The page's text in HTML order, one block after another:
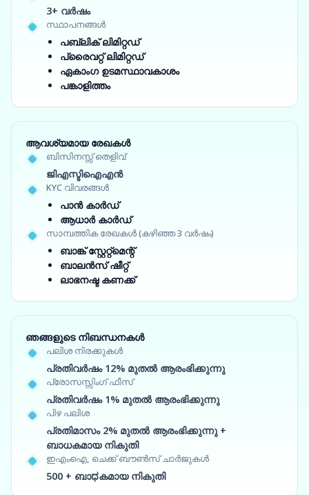
3+ വർഷം
സ്ഥാപനങ്ങൾ
പബ്ലിക് ലിമിറ്റഡ്
പ്രൈവറ്റ് ലിമിറ്റഡ്
ഏകാംഗ ഉടമസ്ഥാവകാശം
പങ്കാളിത്തം
ആവശ്യമായ രേഖകൾ
ബിസിനസ്സ് തെളിവ്
ജിഎസ്ടിഐഎൻ
KYC വിവരങ്ങൾ
പാൻ കാർഡ്
ആധാർ കാർഡ്
സാമ്പത്തിക രേഖകൾ (കഴിഞ്ഞ 3 വർഷം)
ബാങ്ക് സ്റ്റേറ്റ്‌മെന്റ്
ബാലൻസ് ഷീറ്റ്
ലാഭനഷ്ട കണക്ക്
ഞങ്ങളുടെ നിബന്ധനകൾ
പലിശ നിരക്കുകൾ
പ്രതിവർഷം 12% മുതൽ ആരംഭിക്കുന്നു
പ്രോസസ്സിംഗ് ഫീസ്
പ്രതിവർഷം 1% മുതൽ ആരംഭിക്കുന്നു
പിഴ പലിശ
പ്രതിമാസം 2% മുതൽ ആരംഭിക്കുന്നു +
ബാധകമായ നികുതി
ഇഎംഐ, ചെക്ക് ബൗൺസ് ചാർജുകൾ
500 + ബാಧകമായ നികുതി